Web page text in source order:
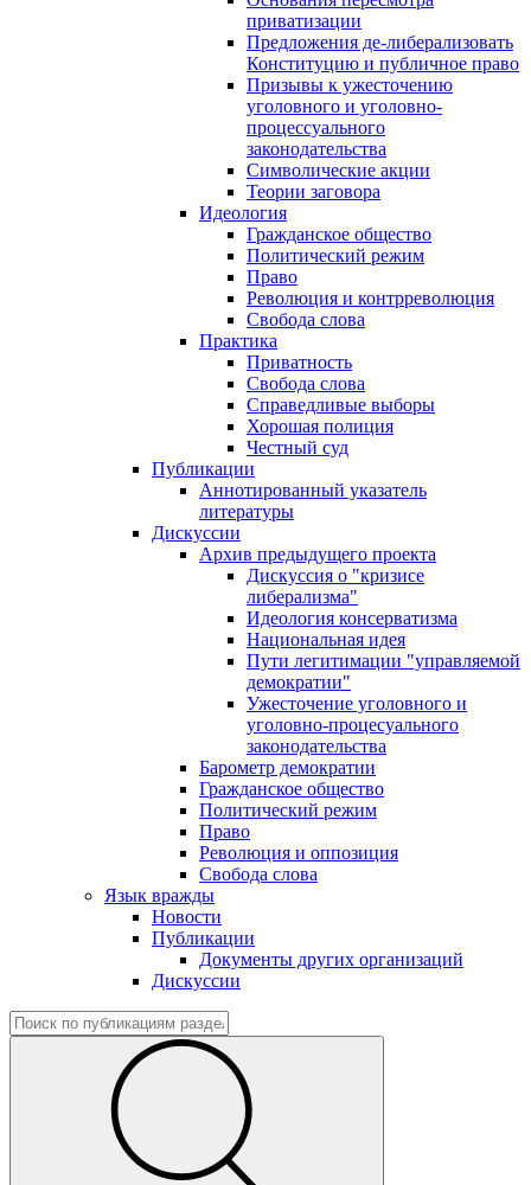
приватизации
Предложения де-либерализовать
Конституцию и публичное право
Призывы к ужесточению
уголовного и уголовно-
процессуального
законодательства
Символические акции
Теории заговора
Идеология
Гражданское общество
Политический режим
Право
Революция и контрреволюция
Свобода слова
Практика
Приватность
Свобода слова
Справедливые выборы
Хорошая полиция
Честный суд
Публикации
Аннотированный указатель
литературы
Дискуссии
Архив предыдущего проекта
Дискуссия о "кризисе
либерализма"
Идеология консерватизма
Национальная идея
Пути легитимации "управляемой
демократии"
Ужесточение уголовного и
уголовно-процесуального
законодательства
Барометр демократии
Гражданское общество
Политический режим
Право
Революция и оппозиция
Свобода слова
Язык вражды
Новости
Публикации
Документы других организаций
Дискуссии